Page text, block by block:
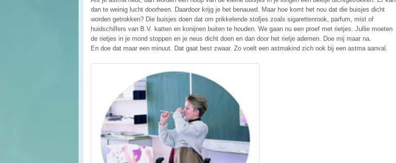
dan te weinig lucht doorheen. Daardoor krijg je het benauwd. Maar hoe komt het nou dat die buisjes dicht
worden getrokken? Die buisjes doen dat om prikkelende stofjes zoals sigarettenrook, parfum, mist of
huidschilfers van B.V. katten en konijnen buiten te houden. We gaan nu een proef met rietjes. Jullie moeten
de rietjes in je mond stoppen en je neus dicht doen en dan door het rietje ademen. Doe mij maar na.
En doe dat maar een minuut. Dat gaat best zwaar. Zo voelt een astmakind zich ook bij een astma aanval.